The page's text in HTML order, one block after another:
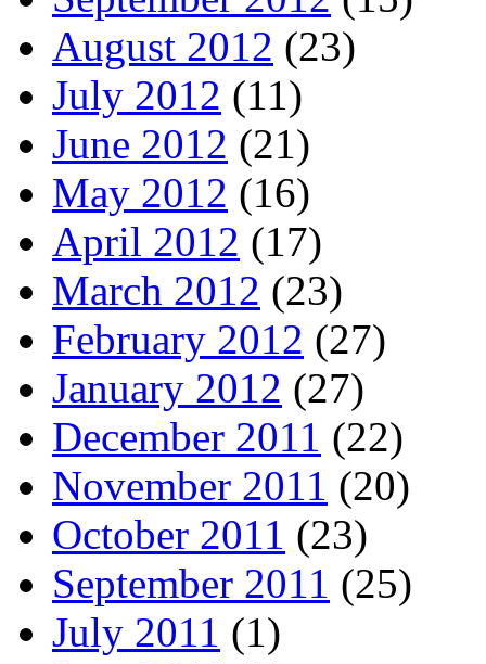
August 2012 (23)
July 2012 (11)
June 2012 (21)
May 2012 (16)
April 2012 (17)
March 2012 (23)
February 2012 (27)
January 2012 (27)
December 2011 (22)
November 2011 (20)
October 2011 (23)
September 2011 (25)
July 2011 (1)